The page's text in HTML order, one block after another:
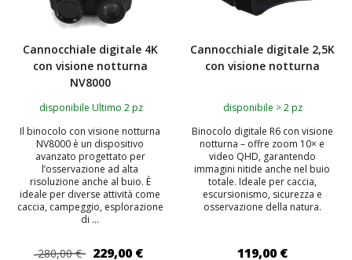
Cannocchiale digitale 4K
con visione notturna
NV8000
disponibile Ultimo 2 pz
Il binocolo con visione notturna
NV8000 è un dispositivo
avanzato progettato per
l’osservazione ad alta
risoluzione anche al buio. È
ideale per diverse attività come
caccia, campeggio, esplorazione
di ...
280,00 € 229,00 €
Cannocchiale digitale 2,5K
con visione notturna
disponibile > 2 pz
Binocolo digitale R6 con visione
notturna – offre zoom 10× e
video QHD, garantendo
immagini nitide anche nel buio
totale. Ideale per caccia,
escursionismo, sicurezza e
osservazione della natura.
119,00 €